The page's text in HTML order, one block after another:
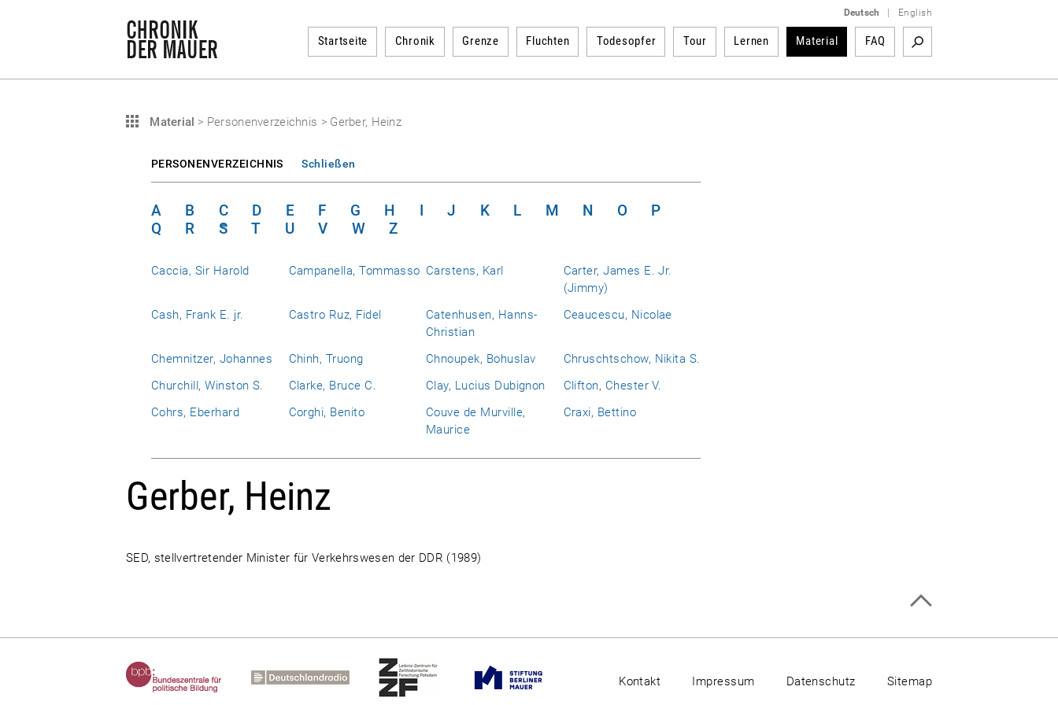
Deutsch English
Startseite Chronik Grenze Fluchten Todesopfer Tour Lernen Material FAQ
Material > Personenverzeichnis > Gerber, Heinz
PERSONENVERZEICHNIS Schließen
A B C D E F G H I J K L M N O
P
Q
R S T U V W Z
Caccia, Sir Harold Campanella, Tommasso Carstens, Karl
Carter, James E. Jr.
(Jimmy)
Cash, Frank E. jr.
Castro Ruz, Fidel
Catenhusen, Hanns-
Christian
Ceaucescu, Nicolae
Chemnitzer, Johannes Chinh, Truong Chnoupek, Bohuslav
Chruschtschow, Nikita S.
Churchill, Winston S.
Clarke, Bruce C. Clay, Lucius Dubignon
Clifton, Chester V.
Cohrs, Eberhard
Corghi, Benito
Couve de Murville,
Maurice
Craxi, Bettino
Gerber, Heinz
SED, stellvertretender Minister für Verkehrswesen der DDR (1989)
Kontakt Impressum Datenschutz Sitemap